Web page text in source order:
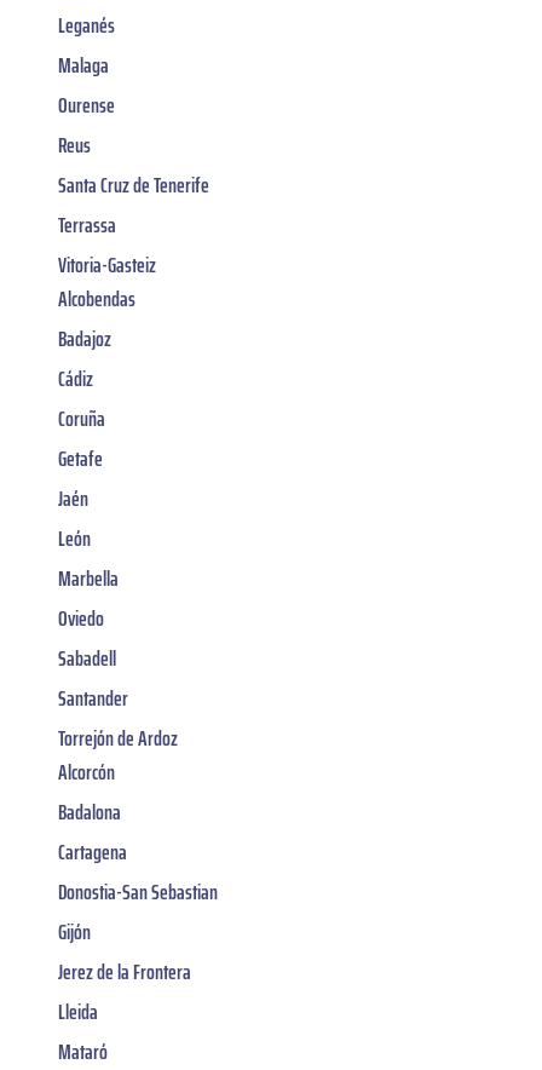
Leganés
Malaga
Ourense
Reus
Santa Cruz de Tenerife
Terrassa
Vitoria-Gasteiz
Alcobendas
Badajoz
Cádiz
Coruña
Getafe
Jaén
León
Marbella
Oviedo
Sabadell
Santander
Torrejón de Ardoz
Alcorcón
Badalona
Cartagena
Donostia-San Sebastian
Gijón
Jerez de la Frontera
Lleida
Mataró